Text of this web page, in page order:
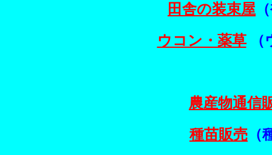
田舎の装束屋
ウコン・薬草（
農産物通信
種苗販売